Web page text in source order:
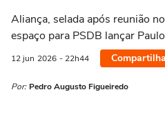
Aliança, selada após reunião
espaço para PSDB lançar
12 jun 2026 - 22h44
Por: Pedro Augusto Figueiredo